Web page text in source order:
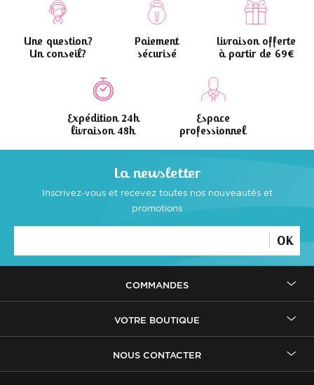
Une question?
Un conseil?
Paiement
sécurisé
Livraison offerte
à partir de 69€
Expédition 24h
livraison 48h
Espace
professionnel
La newsletter
Inscrivez-vous et recevez toutes nos nouveautés et
promotions
OK
COMMANDES
VOTRE BOUTIQUE
NOUS CONTACTER